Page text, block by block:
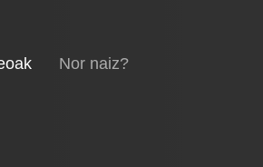
(current)
Nor naiz?